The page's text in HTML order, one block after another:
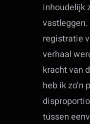
inhoudelijk
registratie
verhaal
kracht van
heb ik zo’n
tussen